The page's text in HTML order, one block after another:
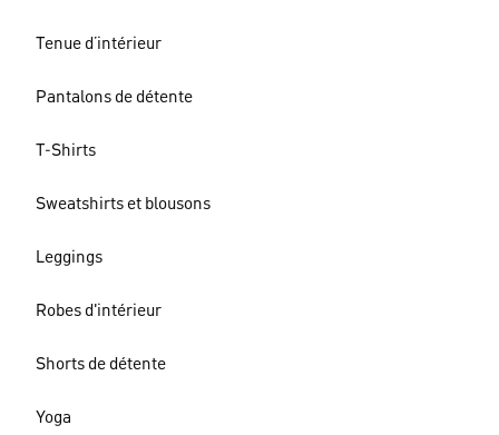
Tenue d’intérieur
Pantalons de détente
T-Shirts
Sweatshirts et blousons
Leggings
Robes d'intérieur
Shorts de détente
Yoga